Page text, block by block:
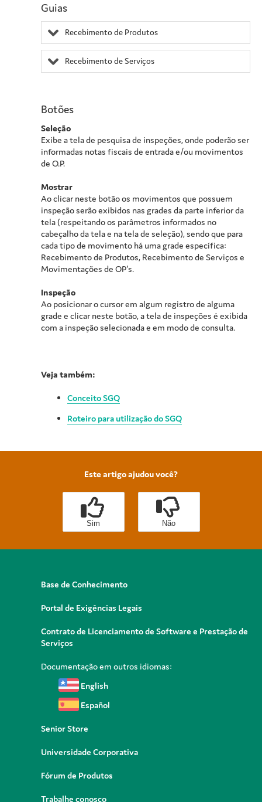
Guias
Recebimento de Produtos
Recebimento de Serviços
Botões
Seleção
Exibe a tela de pesquisa de inspeções, onde poderão ser
informadas notas fiscais de entrada e/ou movimentos
de O.P.
Mostrar
Ao clicar neste botão os movimentos que possuem
inspeção serão exibidos nas grades da parte inferior da
tela (respeitando os parâmetros informados no
cabeçalho da tela e na tela de seleção), sendo que para
cada tipo de movimento há uma grade específica:
Recebimento de Produtos, Recebimento de Serviços e
Movimentações de OP's.
Inspeção
Ao posicionar o cursor em algum registro de alguma
grade e clicar neste botão, a tela de inspeções é exibida
com a inspeção selecionada e em modo de consulta.
Veja também:
Conceito SGQ
Roteiro para utilização do SGQ
Este artigo ajudou você?
Sim Não
Base de Conhecimento
Portal de Exigências Legais
Contrato de Licenciamento de Software e Prestação de
Serviços
Documentação em outros idiomas:
English
Español
Senior Store
Universidade Corporativa
Fórum de Produtos
Trabalhe conosco